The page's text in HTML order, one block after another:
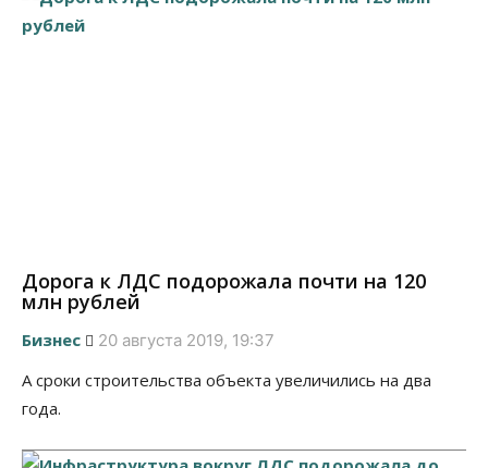
Дорога к ЛДС подорожала почти на 120
млн рублей
Бизнес 20 августа 2019, 19:37
А сроки строительства объекта увеличились на два
года.